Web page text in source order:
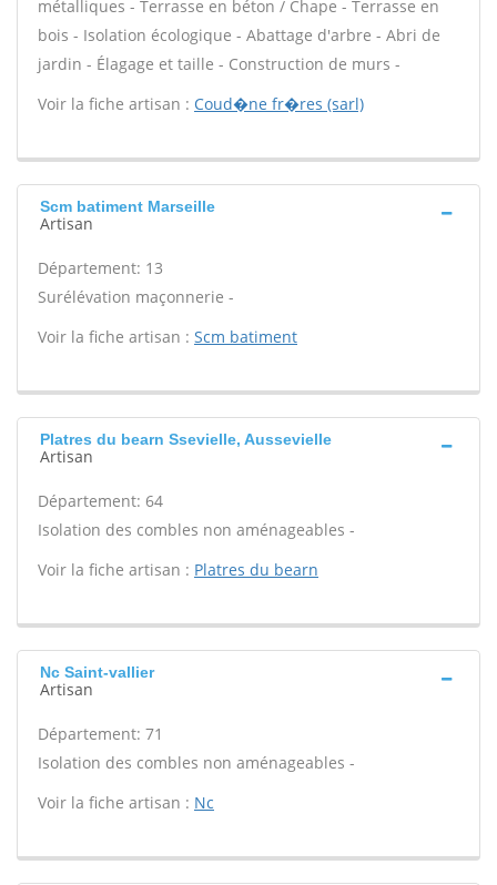
métalliques - Terrasse en béton / Chape - Terrasse en
bois - Isolation écologique - Abattage d'arbre - Abri de
jardin - Élagage et taille - Construction de murs -
Voir la fiche artisan : Coud�ne fr�res (sarl)
Scm batiment Marseille
Artisan
Département: 13
Surélévation maçonnerie -
Voir la fiche artisan : Scm batiment
Platres du bearn Ssevielle, Aussevielle
Artisan
Département: 64
Isolation des combles non aménageables -
Voir la fiche artisan : Platres du bearn
Nc Saint-vallier
Artisan
Département: 71
Isolation des combles non aménageables -
Voir la fiche artisan : Nc